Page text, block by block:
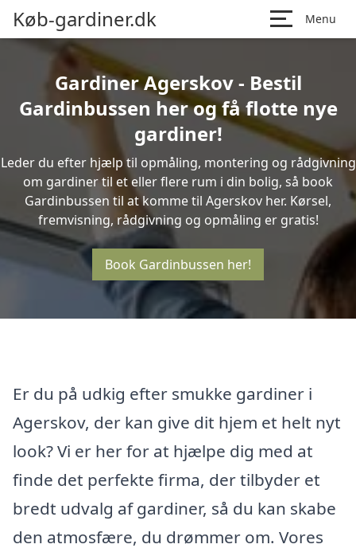
Køb-gardiner.dk Menu
Gardiner Agerskov - Bestil
Gardinbussen her og få flotte nye
gardiner!
Leder du efter hjælp til opmåling, montering og rådgivning
om gardiner til et eller flere rum i din bolig, så book
Gardinbussen til at komme til Agerskov her. Kørsel,
fremvisning, rådgivning og opmåling er gratis!
Book Gardinbussen her!
Er du på udkig efter smukke gardiner i
Agerskov, der kan give dit hjem et helt nyt
look? Vi er her for at hjælpe dig med at
finde det perfekte firma, der tilbyder et
bredt udvalg af gardiner, så du kan skabe
den atmosfære, du drømmer om. Vores